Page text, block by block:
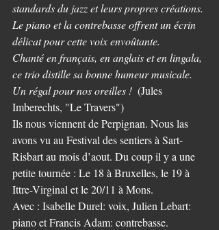
standards du jazz et leurs propres créations.
Le piano et la contrebasse offrent un écrin
délicat pour cette voix envoûtante.
Chanté en français, en anglais et en lingala,
ce trio distille sa bonne humeur musicale.
Un régal pour nos oreilles !
  (Jules
Imberechts, "Le Travers")
Ils nous viennent de Perpignan. Nous las
avons vu au Festival des sentiers à Sart-
Risbart au mois d’aout. Du coup il y a une
petite tournée : Le 18 à Bruxelles, le 19 à
Ittre-Virginal et le 20/11 à Mons.
Avec : Isabelle Durel: voix, Julien Lebart:
piano et Francis Adam: contrebasse.